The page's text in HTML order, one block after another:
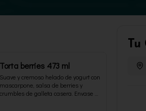
Torta berries 473 ml
Suave y cremoso helado de yogurt con
mascarpone, salsa de berries y
crumbles de galleta casera. Envase